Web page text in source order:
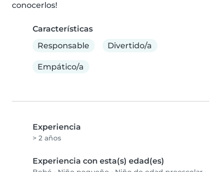
conocerlos!
Características
Responsable
Divertido/a
Empático/a
Experiencia
> 2 años
Experiencia con esta(s) edad(es)